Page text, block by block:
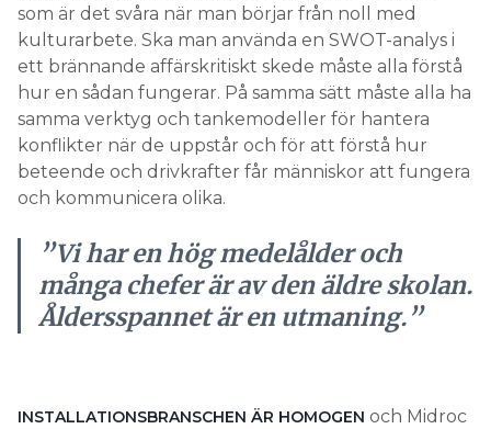
som är det svåra när man börjar från noll med
kulturarbete. Ska man använda en SWOT-analys i
ett brännande affärskritiskt skede måste alla förstå
hur en sådan fungerar. På samma sätt måste alla ha
samma verktyg och tankemodeller för hantera
konflikter när de uppstår och för att förstå hur
beteende och drivkrafter får människor att fungera
och kommunicera olika.
”Vi har en hög medelålder och
många chefer är av den äldre skolan.
Åldersspannet är en utmaning.”
INSTALLATIONSBRANSCHEN ÄR HOMOGEN och Midroc